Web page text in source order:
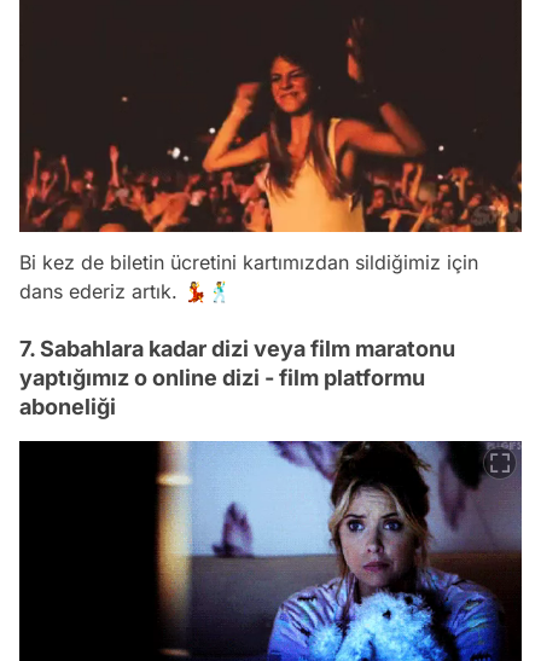
Bi kez de biletin ücretini kartımızdan sildiğimiz için
dans ederiz artık. 💃🕺
7. Sabahlara kadar dizi veya film maratonu
yaptığımız o online dizi - film platformu
aboneliği